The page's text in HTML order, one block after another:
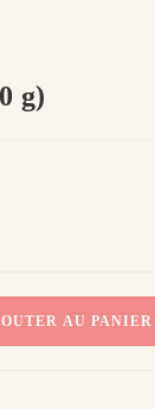
g)​
AU PANIER